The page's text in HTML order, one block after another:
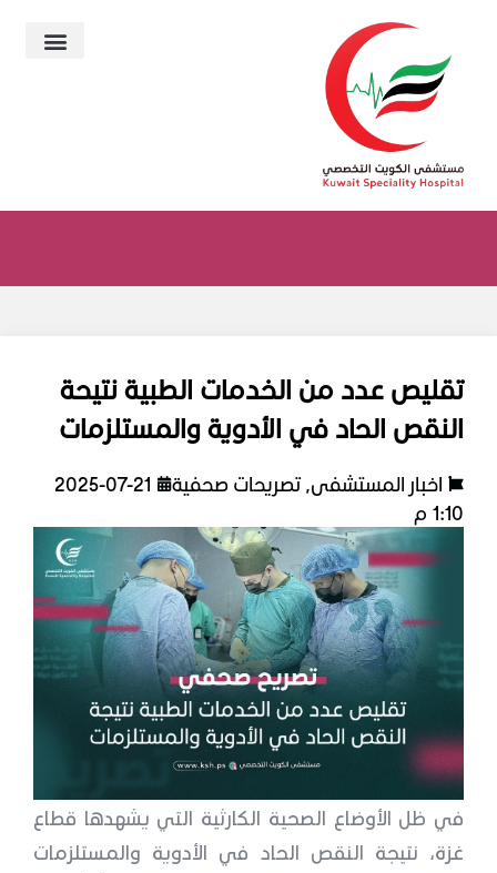
تقليص عدد من الخدمات الطبية نتيحة
النقص الحاد في الأدوية والمستلزمات
اخبار المستشفى ,تصريحات صحفية
2025-07-21
1:10 م
في ظل الأوضاع الصحية الكارثية التي يشهدها قطاع
غزة، نتيجة النقص الحاد في الأدوية والمستلزمات